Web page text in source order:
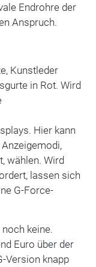
Endrohre der
Anspruch.
Kunstleder
in Rot. Wird
Hier kann
wählen. Wird
lassen sich
G-Force-
keine.
Euro über der
Version knapp